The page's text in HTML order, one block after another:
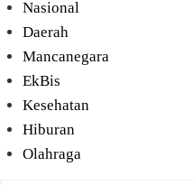
Nasional
Daerah
Mancanegara
EkBis
Kesehatan
Hiburan
Olahraga